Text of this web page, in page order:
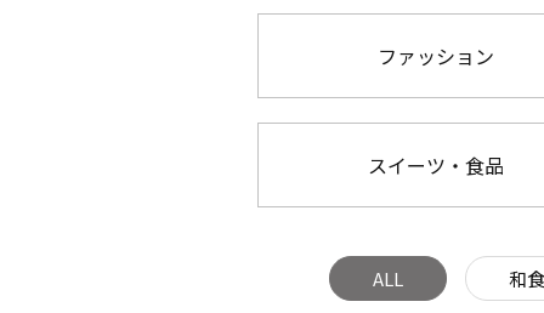
ファッション
スイーツ・食品
ALL 和食